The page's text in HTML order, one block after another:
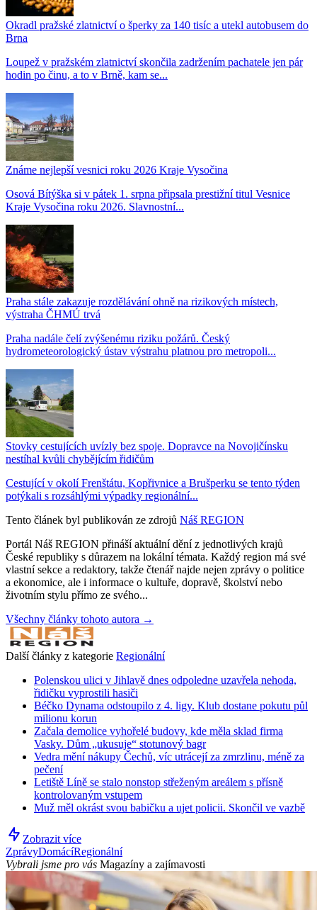
Okradl pražské zlatnictví o šperky za 140 tisíc a utekl autobusem do
Brna
Loupež v pražském zlatnictví skončila zadržením pachatele jen pár
hodin po činu, a to v Brně, kam se...
Známe nejlepší vesnici roku 2026 Kraje Vysočina
Osová Bítýška si v pátek 1. srpna připsala prestižní titul Vesnice
Kraje Vysočina roku 2026. Slavnostní...
Praha stále zakazuje rozdělávání ohně na rizikových místech,
výstraha ČHMÚ trvá
Praha nadále čelí zvýšenému riziku požárů. Český
hydrometeorologický ústav výstrahu platnou pro metropoli...
Stovky cestujících uvízly bez spoje. Dopravce na Novojičínsku
nestíhal kvůli chybějícím řidičům
Cestující v okolí Frenštátu, Kopřivnice a Brušperku se tento týden
potýkali s rozsáhlými výpadky regionální...
Tento článek byl publikován ze zdrojů Náš REGION
Portál Náš REGION přináší aktuální dění z jednotlivých krajů
České republiky s důrazem na lokální témata. Každý region má své
vlastní sekce a redaktory, takže čtenář najde nejen zprávy o politice
a ekonomice, ale i informace o kultuře, dopravě, školství nebo
životním stylu přímo ze svého...
Všechny články tohoto autora →
Další články z kategorie Regionální
Polenskou ulici v Jihlavě dnes odpoledne uzavřela nehoda,
řidičku vyprostili hasiči
Béčko Dynama odstoupilo z 4. ligy. Klub dostane pokutu půl
milionu korun
Začala demolice vyhořelé budovy, kde měla sklad firma
Vasky. Dům „ukusuje“ stotunový bagr
Vedra mění nákupy Čechů, víc utrácejí za zmrzlinu, méně za
pečení
Letiště Líně se stalo nonstop střeženým areálem s přísně
kontrolovaným vstupem
Muž měl okrást svou babičku a ujet policii. Skončil ve vazbě
Zobrazit více
ZprávyDomácíRegionální
Vybrali jsme pro vás Magazíny a zajímavosti